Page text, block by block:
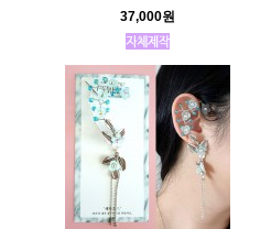
37,000원